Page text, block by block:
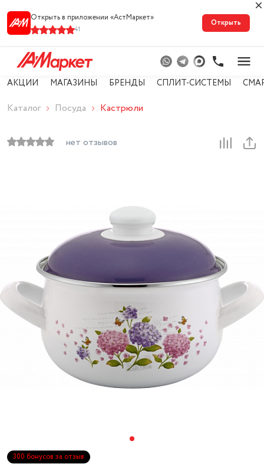
Открыть в приложении «АстМарке‪т‬»
41
Открыть
АКЦИИ МАГАЗИНЫ БРЕНДЫ СПЛИТ-СИСТЕМЫ
Каталог Посуда Кастрюли
нет отзывов
300 бонусов за отзыв